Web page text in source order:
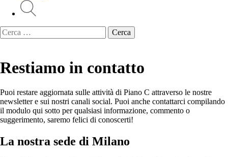
Ricerca
per:
Restiamo in contatto
Puoi restare aggiornata sulle attività di Piano C attraverso le nostre
newsletter e sui nostri canali social. Puoi anche contattarci compilando
il modulo qui sotto per qualsiasi informazione, commento o
suggerimento, saremo felici di conoscerti!
La nostra sede di Milano